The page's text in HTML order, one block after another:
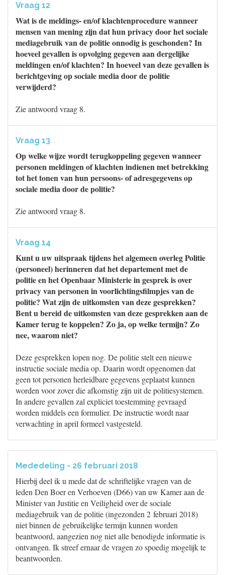
Vraag 12
Wat is de meldings- en/of klachtenprocedure wanneer
mensen van mening zijn dat hun privacy door het sociale
mediagebruik van de politie onnodig is geschonden? In
hoeveel gevallen is opvolging gegeven aan dergelijke
meldingen en/of klachten? In hoeveel van deze gevallen is
berichtgeving op sociale media door de politie
verwijderd?
Zie antwoord vraag 8.
Vraag 13
Op welke wijze wordt terugkoppeling gegeven wanneer
personen meldingen of klachten indienen met betrekking
tot het tonen van hun persoons- of adresgegevens op
sociale media door de politie?
Zie antwoord vraag 8.
Vraag 14
Kunt u uw uitspraak tijdens het algemeen overleg Politie
(personeel) herinneren dat het departement met de
politie en het Openbaar Ministerie in gesprek is over
privacy van personen in voorlichtingsfilmpjes van de
politie? Wat zijn de uitkomsten van deze gesprekken?
Bent u bereid de uitkomsten van deze gesprekken aan de
Kamer terug te koppelen? Zo ja, op welke termijn? Zo
nee, waarom niet?
Deze gesprekken lopen nog. De politie stelt een nieuwe
instructie sociale media op. Daarin wordt opgenomen dat
geen tot personen herleidbare gegevens geplaatst kunnen
worden voor zover die afkomstig zijn uit de politiesystemen.
In andere gevallen zal expliciet toestemming gevraagd
worden middels een formulier. De instructie wordt naar
verwachting in april formeel vastgesteld.
Mededeling - 26 februari 2018
Hierbij deel ik u mede dat de schriftelijke vragen van de
leden Den Boer en Verhoeven (D66) van uw Kamer aan de
Minister van Justitie en Veiligheid over de sociale
mediagebruik van de politie (ingezonden 2 februari 2018)
niet binnen de gebruikelijke termijn kunnen worden
beantwoord, aangezien nog niet alle benodigde informatie is
ontvangen. Ik streef ernaar de vragen zo spoedig mogelijk te
beantwoorden.